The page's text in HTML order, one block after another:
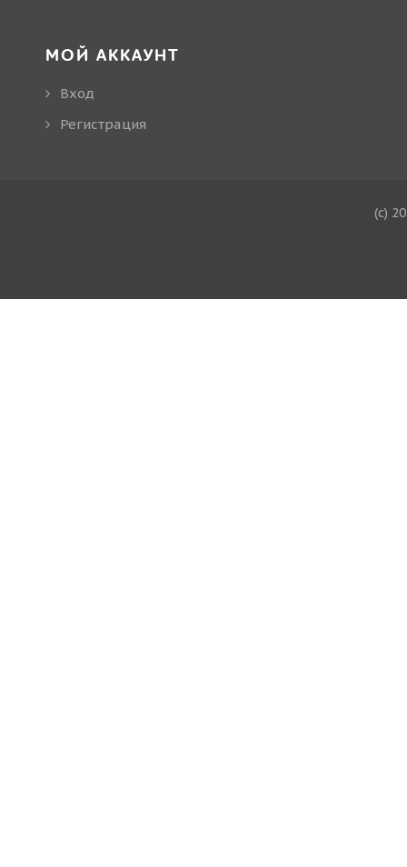
МОЙ АККАУНТ
Вход
Регистрация
(c)